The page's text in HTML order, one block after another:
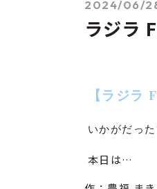
2024/06/
ラジラ
【ラジラ
いかがだっ
本日は…